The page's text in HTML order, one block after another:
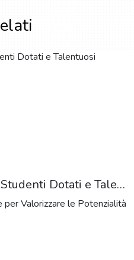
Supportare gli Studenti Dotati e Talentuosi nell'Educazione
Valorizzare le Potenzialità